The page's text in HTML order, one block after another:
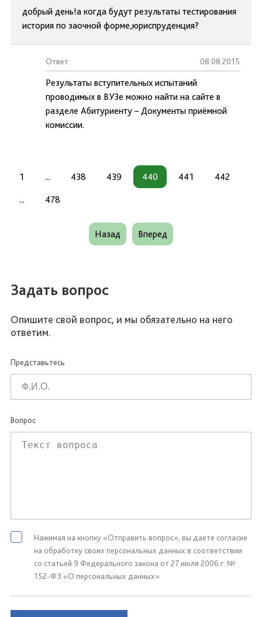
добрый день!а когда будут результаты тестирования
история по заочной форме,юриспруденция?
Ответ: 08.08.2015
Результаты вступительных испытаний
проводимых в ВУЗе можно найти на сайте в
разделе Абитуриенту – Документы приёмной
комиссии.
1 ... 438 439 440 441 442
... 478
Назад Вперед
Задать вопрос
Опишите свой вопрос, и мы обязательно на него
ответим.
Представьтесь
Вопрос
Нажимая на кнопку «Отправить вопрос», вы даете согласие
на обработку своих персональных данных в соответствии
со статьей 9 Федерального закона от 27 июля 2006 г. №
152-ФЗ «О персональных данных»